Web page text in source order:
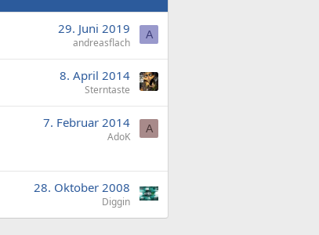
29. Juni 2019
andreasflach
A
8. April 2014
Sterntaste
7. Februar 2014
AdoK
A
28. Oktober 2008
Diggin